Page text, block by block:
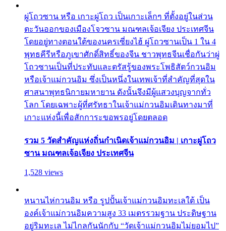
ผู่โถวซาน หรือ เกาะผู่โถว เป็นเกาะเล็กๆ ที่ตั้งอยู่ในส่วน
ตะวันออกของเมืองโจวซาน มณฑลเจ้อเจียง ประเทศจีน
โดยอยู่ทางตอนใต้ของนครเซี่ยงไฮ้ ผู่โถวซานเป็น 1 ใน 4
พุทธคีรีหรือภูเขาศักดิ์สิทธิ์ของจีน ชาวพุทธจีนเชื่อกันว่าผู่
โถวซานเป็นที่ประทับและตรัสรู้ของพระโพธิสัตว์กวนอิม
หรือเจ้าแม่กวนอิม ซึ่งเป็นหนึ่งในเทพเจ้าที่สำคัญที่สุดใน
ศาสนาพุทธนิกายมหายาน ดังนั้นจึงมีผู้แสวงบุญจากทั่ว
โลก โดยเฉพาะผู้ที่ศรัทธาในเจ้าแม่กวนอิมเดินทางมาที่
เกาะแห่งนี้เพื่อสักการะขอพรอยู่โดยตลอด
รวม 5 วัดสำคัญแห่งถิ่นกำเนิดเจ้าแม่กวนอิม | เกาะผู่โถว
ซาน มณฑลเจ้อเจียง ประเทศจีน
1,528 views
หนานไห่กวนอิม หรือ รูปปั้นเจ้าแม่กวนอิมทะเลใต้ เป็น
องค์เจ้าแม่กวนอิมความสูง 33 เมตรรวมฐาน ประดิษฐาน
อยู่ริมทะเล ไม่ไกลกันนักกับ “วัดเจ้าแม่กวนอิมไม่ยอมไป”